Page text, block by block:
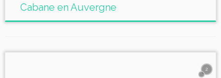
Cabane en Auvergne
2